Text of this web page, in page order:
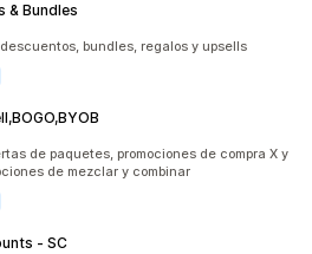
& Bundles
bundles, regalos y upsells
de paquetes, promociones de compra X y
de mezclar y combinar
‑ SC